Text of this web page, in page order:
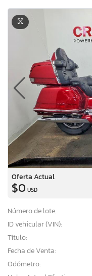
Oferta Actual
$0 USD
Número de lote:
ID vehicular (VIN):
Título:
Fecha de Venta:
Odómetro: